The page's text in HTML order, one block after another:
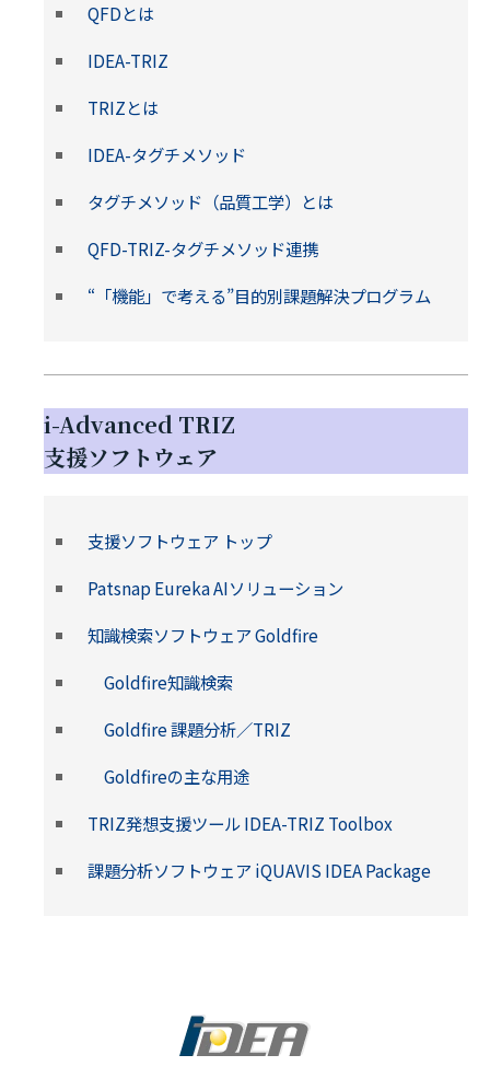
QFDとは
IDEA-TRIZ
TRIZとは
IDEA-タグチメソッド
タグチメソッド（品質工学）とは
QFD-TRIZ-タグチメソッド連携
“「機能」で考える”目的別課題解決プログラム
i-Advanced TRIZ
支援ソフトウェア
支援ソフトウェア トップ
Patsnap Eureka AIソリューション
知識検索ソフトウェア Goldfire
Goldfire知識検索
Goldfire 課題分析／TRIZ
Goldfireの主な用途
TRIZ発想支援ツール IDEA-TRIZ Toolbox
課題分析ソフトウェア iQUAVIS IDEA Package